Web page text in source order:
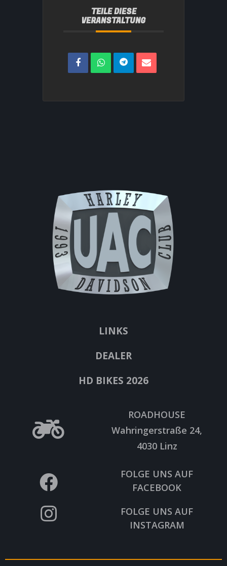
TEILE DIESE
VERANSTALTUNG
LINKS
DEALER
HD BIKES 2026
ROADHOUSE
Wahringerstraße 24,
4030 Linz
FOLGE UNS AUF
FACEBOOK
FOLGE UNS AUF
INSTAGRAM